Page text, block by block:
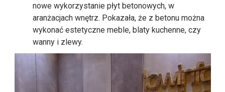
nowe wykorzystanie płyt betonowych, w
aranżacjach wnętrz. Pokazała, że z betonu można
wykonać estetyczne meble, blaty kuchenne, czy
wanny i zlewy.